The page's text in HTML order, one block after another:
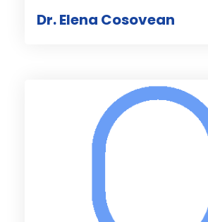
Dr. Elena Cosovean